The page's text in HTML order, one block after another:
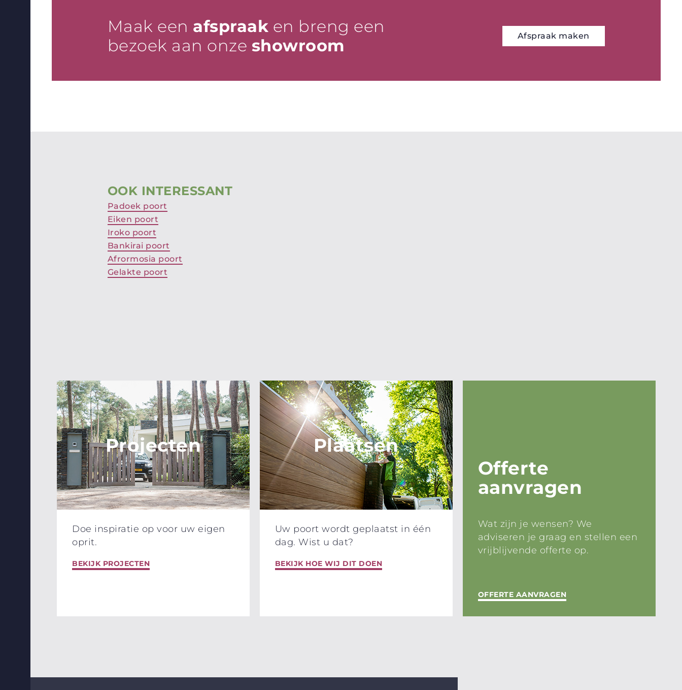
Maak een afspraak en breng een
bezoek aan onze showroom Afspraak maken
OOK INTERESSANT
Padoek poort
Eiken poort
Iroko poort
Bankirai poort
Afrormosia poort
Gelakte poort
Projecten
Doe inspiratie op voor uw eigen
oprit.
BEKIJK PROJECTEN
Plaatsen
Uw poort wordt geplaatst in één
dag. Wist u dat?
BEKIJK HOE WIJ DIT DOEN
Offerte
aanvragen
Wat zijn je wensen? We
adviseren je graag en stellen een
vrijblijvende offerte op.
OFFERTE AANVRAGEN